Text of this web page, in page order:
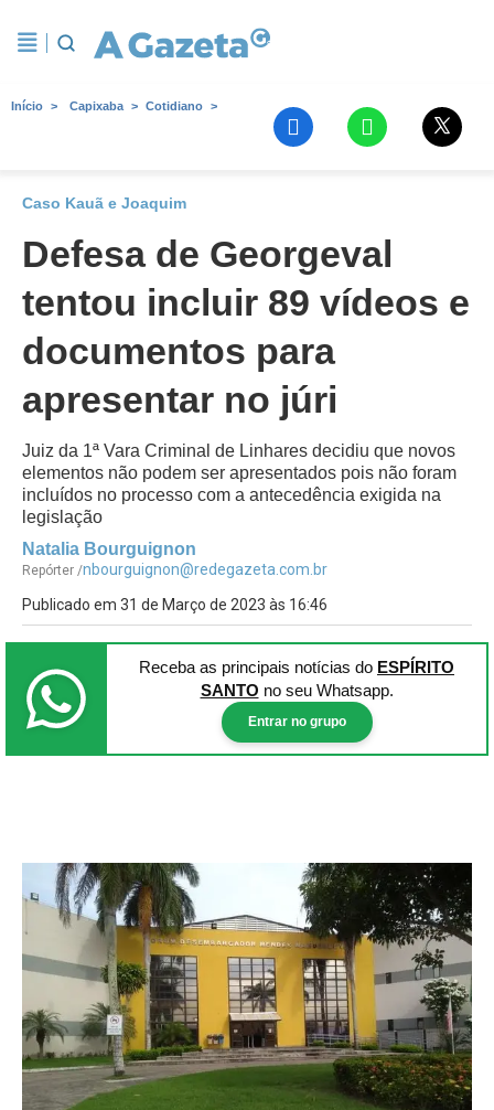
Início Capixaba Cotidiano
Caso Kauã e Joaquim
Defesa de Georgeval
tentou incluir 89 vídeos e
documentos para
apresentar no júri
Juiz da 1ª Vara Criminal de Linhares decidiu que novos
elementos não podem ser apresentados pois não foram
incluídos no processo com a antecedência exigida na
legislação
Natalia Bourguignon
Repórter /nbourguignon@redegazeta.com.br
Publicado em 31 de Março de 2023 às 16:46
Receba as principais notícias do ESPÍRITO
SANTO no seu Whatsapp.
Entrar no grupo